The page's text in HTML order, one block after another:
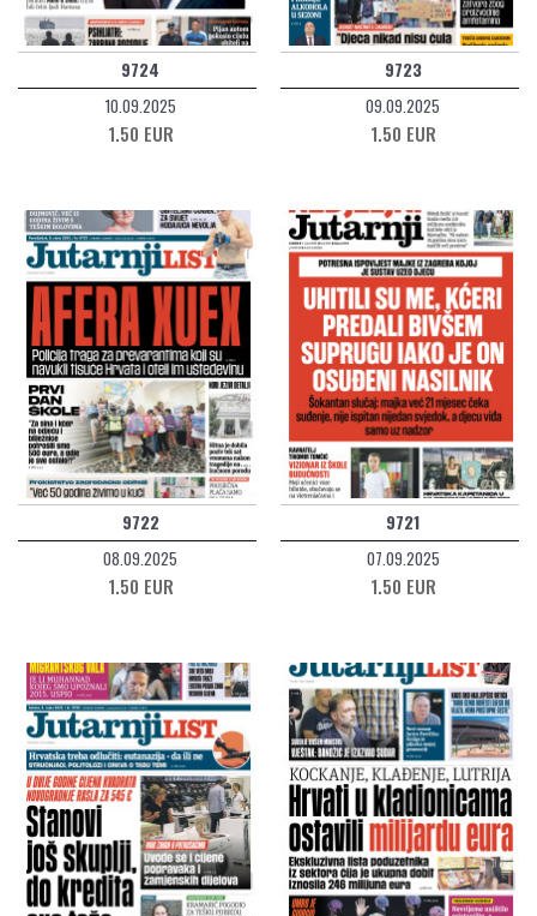
9724
10.09.2025
1.50 EUR
9723
09.09.2025
1.50 EUR
9722
08.09.2025
1.50 EUR
9721
07.09.2025
1.50 EUR